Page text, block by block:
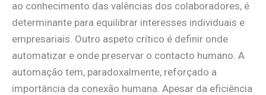
ao conhecimento das valências dos colaboradores, é
determinante para equilibrar interesses individuais e
empresariais. Outro aspeto crítico é definir onde
automatizar e onde preservar o contacto humano. A
automação tem, paradoxalmente, reforçado a
importância da conexão humana. Apesar da eficiência